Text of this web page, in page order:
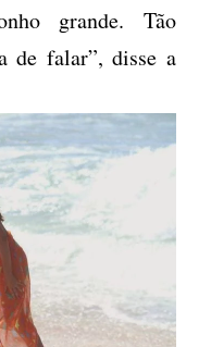
grande. Tão
de falar”, disse a